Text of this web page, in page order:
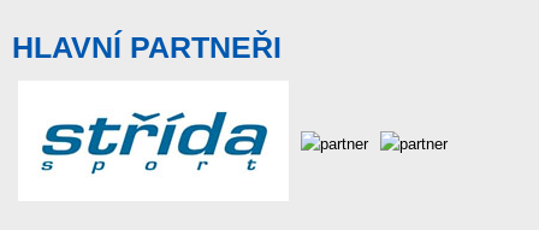
HLAVNÍ PARTNEŘI